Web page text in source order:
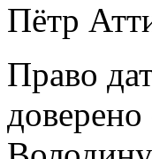
Пётр
Право